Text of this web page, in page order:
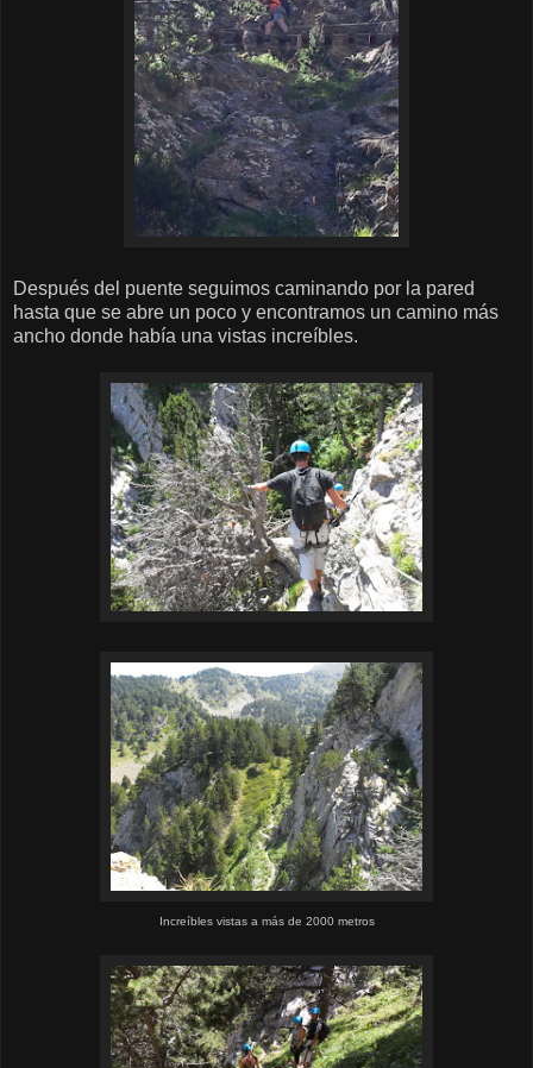
Después del puente seguimos caminando por la pared
hasta que se abre un poco y encontramos un camino más
ancho donde había una vistas increíbles.
Increíblesvistas a más de 2000 metros